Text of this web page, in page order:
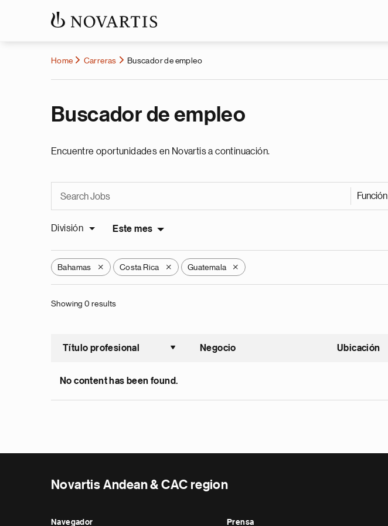
Home Carreras Buscador de empleo
Buscador de empleo
Encuentre oportunidades en Novartis a continuación.
Función
División Este mes
Bahamas X Costa Rica X Guatemala X
Showing 0 results
Título profesional
Ordenar ascendente
Negocio Ubicación
No content has been found.
Novartis Andean & CAC region
Navegador Prensa